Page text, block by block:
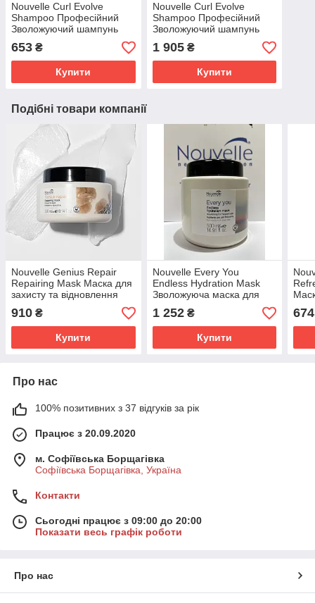
Nouvelle Curl Evolve
Shampoo Професійний
Зволожуючий шампунь
для кучерявого волосся
250 мл.
653 ₴
Купити
Nouvelle Curl Evolve
Shampoo Професійний
Зволожуючий шампунь
для кучерявого волосся
1000 мл.
1 905₴
Купити
Подібні товари компанії
Nouvelle Genius Repair
Repairing Mask Маска для
захисту та відновлення
910 ₴
Купити
Nouvelle Every You
Endless Hydration Mask
Зволожуюча маска для
частого застосування 500
мл.
1 252₴
Купити
200
674
Про нас
100% позитивних з 37 відгуків за рік
Працює з 20.09.2020
м. Софіївська Борщагівка
Софіївська Борщагівка, Україна
Контакти
Сьогодні працює з 09:00 до 20:00
Показати весь графік роботи
Про нас